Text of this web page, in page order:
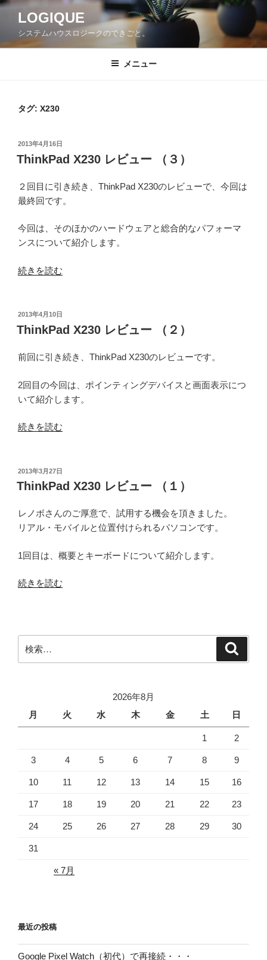
コ
ン
LOGIQUE
システムハウスロジークのできごと。
メニュー
タグ: X230
投
稿
日:
2013年4月16日
ThinkPad X230 レビュー （３）
２回目に引き続き、ThinkPad X230のレビューで、今回は
最終回です。
今回は、そのほかのハードウェアと総合的なパフォーマ
ンスについて紹介します。
“ThinkPad
ビ
ュ
（３）”
続きを読む
投
稿
日:
2013年4月10日
ThinkPad X230 レビュー （２）
前回に引き続き、ThinkPad X230のレビューです。
2回目の今回は、ポインティングデバイスと画面表示につ
いて紹介します。
“ThinkPad
ビ
ュ
（２）”
の
続きを読む
投
稿
日:
2013年3月27日
ThinkPad X230 レビュー （１）
レノボさんのご厚意で、試用する機会を頂きました。
リアル・モバイルと位置付けられるパソコンです。
1回目は、概要とキーボードについて紹介します。
“ThinkPad
ュ
ー
続きを読む
索:
2026年8月
月
火 水 木 金 土 日
1 2
3 4 5 6 7 8 9
10 11 12 13 14 15 16
17 18 19 20 21 22 23
24 25 26 27 28 29 30
31
« 7月
最近の投稿
Google Pixel Watch（初代）で再接続・・・